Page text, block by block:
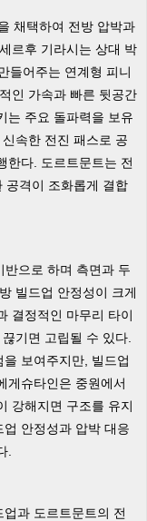
채택하여 전방 압박과
르후 기라시는 상대 박
들어주는 연계형 피니
인 가속과 빠른 뒷공간
는 주요 돌파력을 보유
속한 전진 패스로 공
한다. 도르트문트는 전
공격이 조화롭게 결합
으로 하며 측면과 두
빌드업 안정성이 크게
결정적인 마무리 타이
기면 고립될 수 있다.
보여주지만, 빌드업
게슈타인은 중원에서
강해지면 구조를 유지
안정성과 압박 대응
.
과 도르트문트의 전